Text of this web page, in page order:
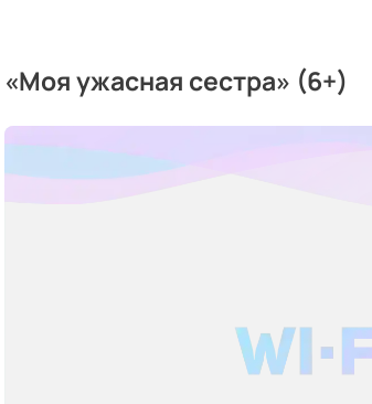
«Моя ужасная сестра» (6+)